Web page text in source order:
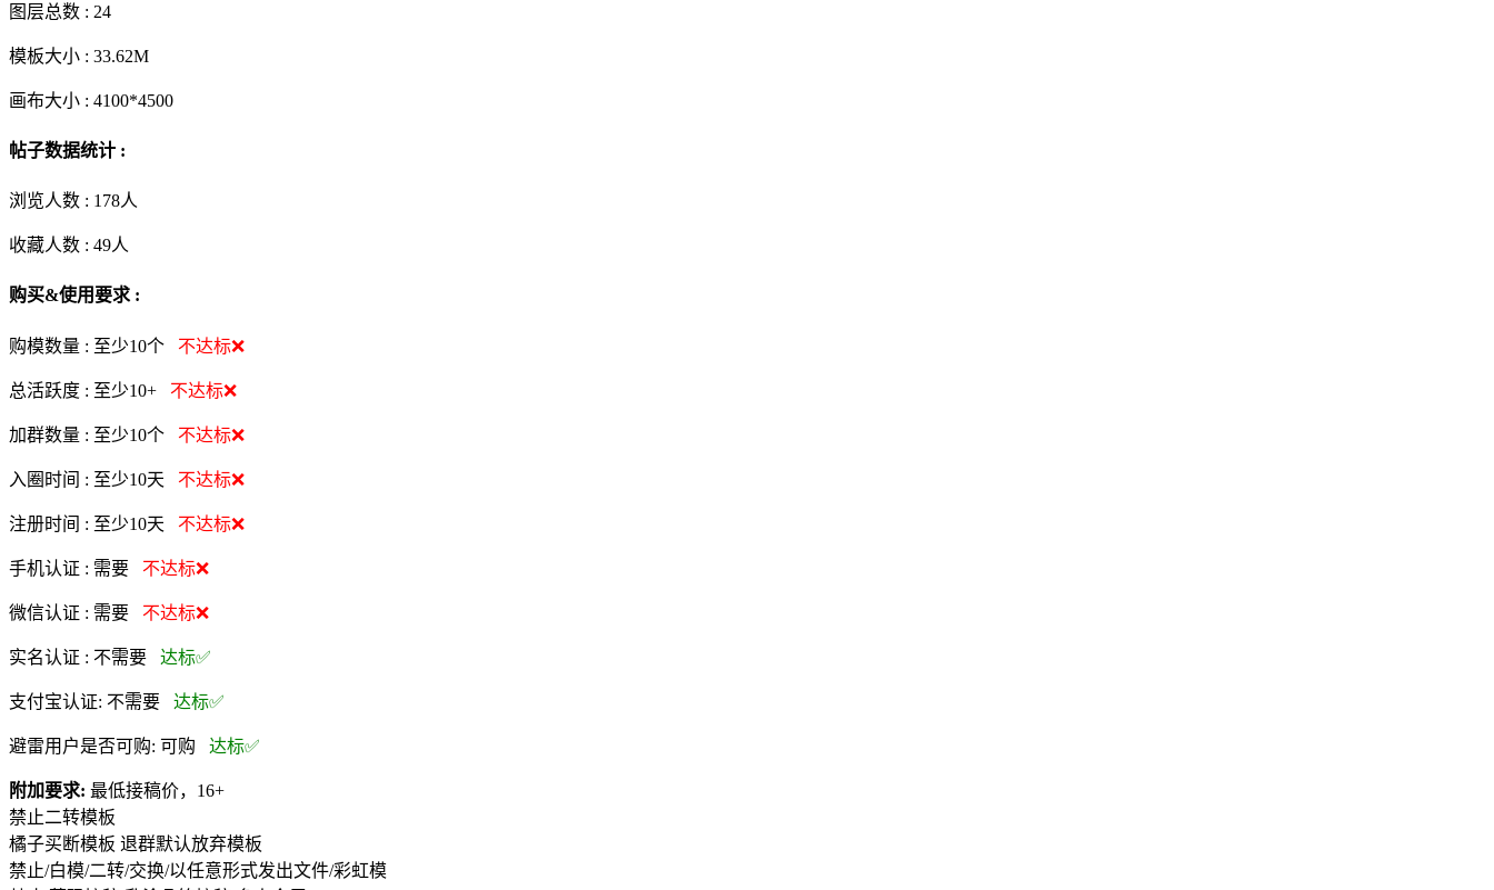
图层总数 : 24
模板大小 : 33.62M
画布大小 : 4100*4500
帖子数据统计 :
浏览人数 : 178人
收藏人数 : 49人
购买&使用要求 :
购模数量 : 至少10个 不达标❌
总活跃度 : 至少10+ 不达标❌
加群数量 : 至少10个 不达标❌
入圈时间 : 至少10天 不达标❌
注册时间 : 至少10天 不达标❌
手机认证 : 需要 不达标❌
微信认证 : 需要 不达标❌
实名认证 : 不需要 达标✅
支付宝认证: 不需要 达标✅
避雷用户是否可购: 可购 达标✅
附加要求: 最低接稿价，16+
禁止二转模板
橘子买断模板 退群默认放弃模板
禁止/白模/二转/交换/以任意形式发出文件/彩虹模